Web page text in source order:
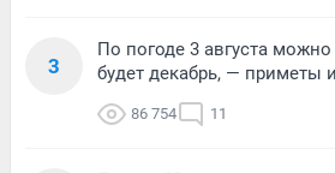
3
По погоде 3 августа
будет декабрь, — приметы
86 754 11